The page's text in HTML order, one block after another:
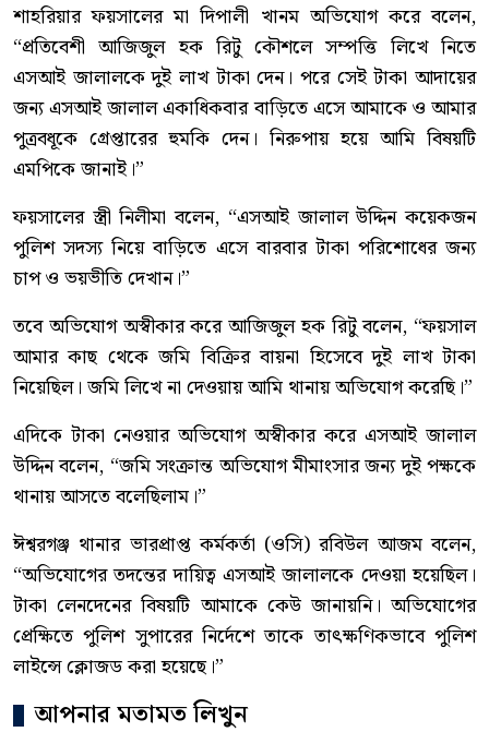
শাহরিয়ার ফয়সালের মা দিপালী খানম অভিযোগ করে বলেন,
“প্রতিবেশী আজিজুল হক রিটু কৌশলে সম্পত্তি লিখে নিতে
এসআই জালালকে দুই লাখ টাকা দেন। পরে সেই টাকা আদায়ের
জন্য এসআই জালাল একাধিকবার বাড়িতে এসে আমাকে ও আমার
পুত্রবধূকে গ্রেপ্তারের হুমকি দেন। নিরুপায় হয়ে আমি বিষয়টি
এমপিকে জানাই।”
ফয়সালের স্ত্রী নিলীমা বলেন, “এসআই জালাল উদ্দিন কয়েকজন
পুলিশ সদস্য নিয়ে বাড়িতে এসে বারবার টাকা পরিশোধের জন্য
চাপ ও ভয়ভীতি দেখান।”
তবে অভিযোগ অস্বীকার করে আজিজুল হক রিটু বলেন, “ফয়সাল
আমার কাছ থেকে জমি বিক্রির বায়না হিসেবে দুই লাখ টাকা
নিয়েছিল। জমি লিখে না দেওয়ায় আমি থানায় অভিযোগ করেছি।”
এদিকে টাকা নেওয়ার অভিযোগ অস্বীকার করে এসআই জালাল
উদ্দিন বলেন, “জমি সংক্রান্ত অভিযোগ মীমাংসার জন্য দুই পক্ষকে
থানায় আসতে বলেছিলাম।”
ঈশ্বরগঞ্জ থানার ভারপ্রাপ্ত কর্মকর্তা (ওসি) রবিউল আজম বলেন,
“অভিযোগের তদন্তের দায়িত্ব এসআই জালালকে দেওয়া হয়েছিল।
টাকা লেনদেনের বিষয়টি আমাকে কেউ জানায়নি। অভিযোগের
প্রেক্ষিতে পুলিশ সুপারের নির্দেশে তাকে তাৎক্ষণিকভাবে পুলিশ
লাইন্সে ক্লোজড করা হয়েছে।”
আপনার মতামত লিখুন